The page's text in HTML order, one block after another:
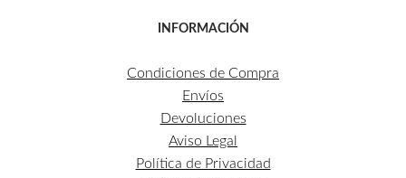
INFORMACIÓN
Condiciones de Compra
Envíos
Devoluciones
Aviso Legal
Política de Privacidad